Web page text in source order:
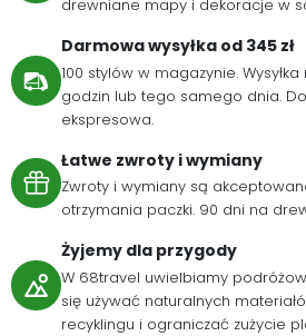
drewniane mapy i dekoracje w
Darmowa wysyłka od 345 zł
100 stylów w magazynie.
godzin lub tego samego dnia.
ekspresowa.
Łatwe zwroty i wymiany
Zwroty i wymiany są
otrzymania paczki. 90 dni na
Żyjemy dla przygody
W 68travel uwielbiamy
się używać naturalnych
recyklingu i ograniczać zużycie